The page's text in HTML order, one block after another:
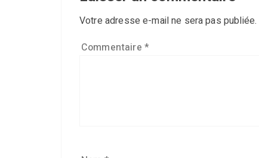
Votre adresse e-mail ne sera pas publiée.
Commentaire *